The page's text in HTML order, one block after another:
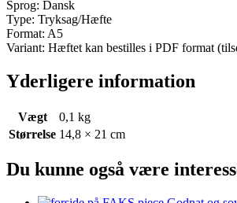
Sprog: Dansk
Type: Tryksag/Hæfte
Format: A5
Variant: Hæftet kan bestilles i PDF format
Yderligere information
Vægt
0,1 kg
Størrelse 14,8 × 21 cm
Du kunne også være